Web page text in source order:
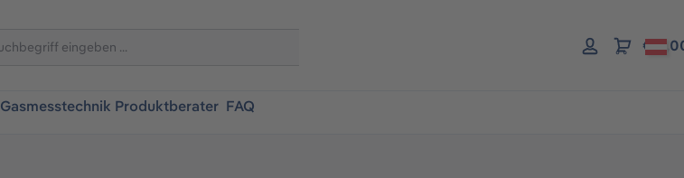
€
Gasmesstechnik Produktberater FAQ